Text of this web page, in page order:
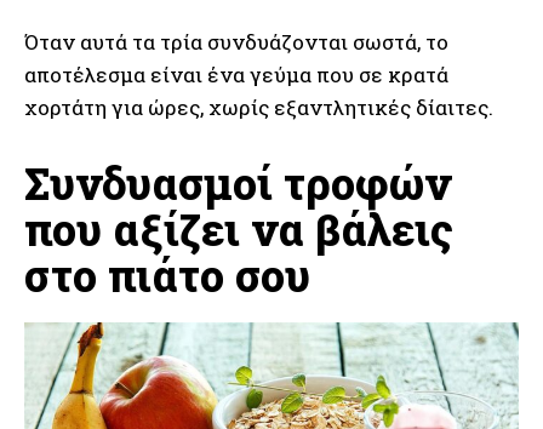
Όταν αυτά τα τρία συνδυάζονται σωστά, το
αποτέλεσμα είναι ένα γεύμα που σε κρατά
χορτάτη για ώρες, χωρίς εξαντλητικές δίαιτες.
Συνδυασμοί τροφών
που αξίζει να βάλεις
στο πιάτο σου